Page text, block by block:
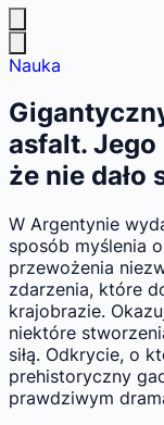
Nauka
asfalt. Jego
że nie dało
W Argentynie
sposób myślenia
przewożenia
zdarzenia, które
krajobrazie.
niektóre
siłą. Odkrycie, o
prehistoryczny
prawdziwym